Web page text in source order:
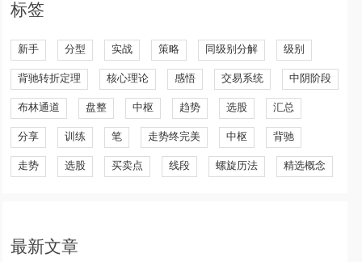
标签
新手 分型 实战 策略 同级别分解 级别
背驰转折定理 核心理论 感悟 交易系统 中阴阶段
布林通道 盘整 中枢 趋势 选股 汇总
分享 训练 笔 走势终完美 中枢 背驰
走势 选股 买卖点 线段 螺旋历法 精选概念
最新文章